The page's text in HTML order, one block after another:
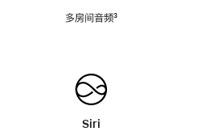
多房间音频脚
³
Siri